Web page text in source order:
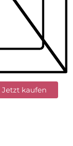
Jetzt kaufen